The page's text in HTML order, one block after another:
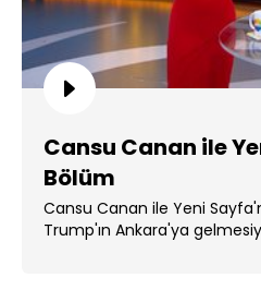
Cansu Canan ile
Bölüm
Cansu Canan ile Yeni
Trump'ın Ankara'ya